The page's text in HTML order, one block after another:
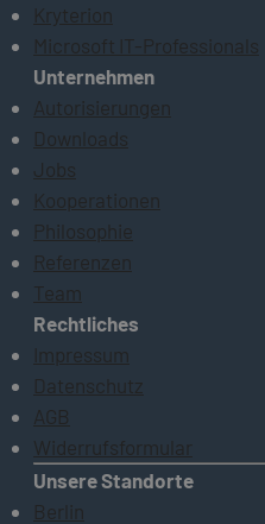
Kryterion
Microsoft IT-Professionals
Unternehmen
Autorisierungen
Downloads
Jobs
Kooperationen
Philosophie
Referenzen
Team
Rechtliches
Impressum
Datenschutz
AGB
Widerrufsformular
Unsere Standorte
Berlin